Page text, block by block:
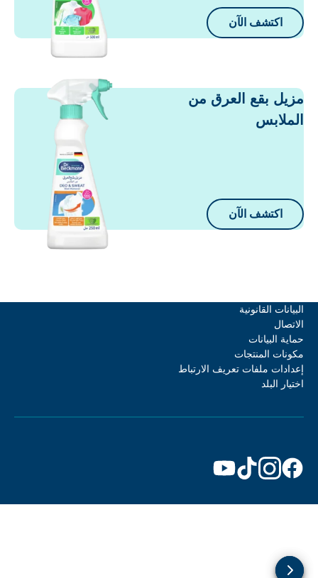
اكتشف الآن
بقع العرق من
اكتشف الآن
القانونية
البيانات
المنتجات
ملفات تعريف الارتباط
البلد
دكتور
بيكمان
دكتور
بيكمان
دكتور
بيكمان
دكتور
بيكمان